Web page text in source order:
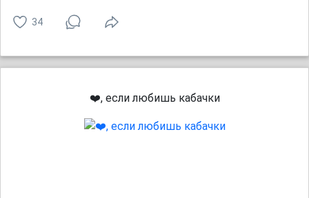
34
❤️, если любишь кабачки